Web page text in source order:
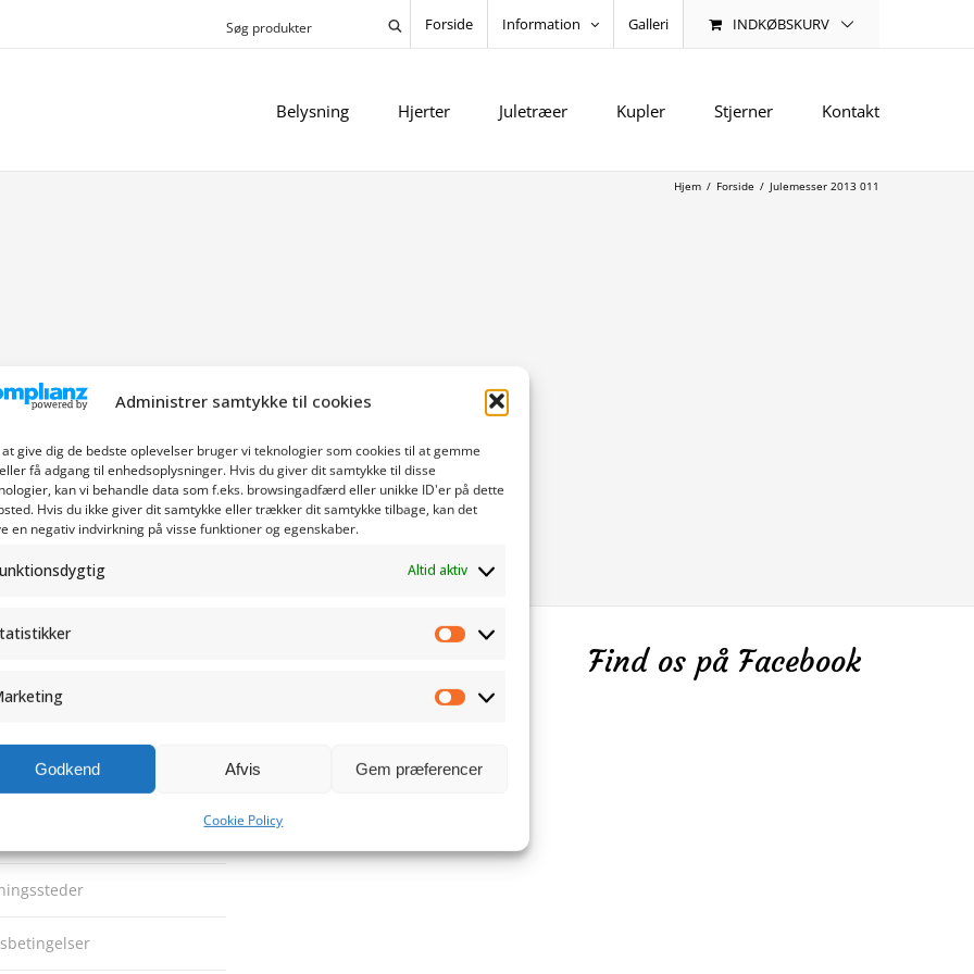
Administrer samtykke til cookies
at give dig de bedste oplevelser bruger vi teknologier som cookies til at gemme
få adgang til enhedsoplysninger. Hvis du giver dit samtykke til disse
kan vi behandle data som f.eks. browsingadfærd eller unikke ID'er på dette
Hvis du ikke giver dit samtykke eller trækker dit samtykke tilbage, kan det
en negativ indvirkning på visse funktioner og egenskaber.
Altid aktiv
Godkend Afvis Gem præferencer
Cookie Policy
Forside Information Galleri INDKØBSKURV
Belysning Hjerter Juletræer Kupler Stjerner Kontakt
Hjem / Forside / Julemesser 2013 011
& Transport
Find os på Facebook